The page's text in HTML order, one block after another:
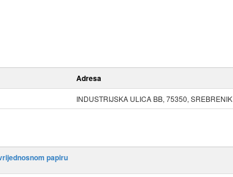
Adresa
INDUSTRIJSKA ULICA BB, 75350, SREBRENIK
papiru